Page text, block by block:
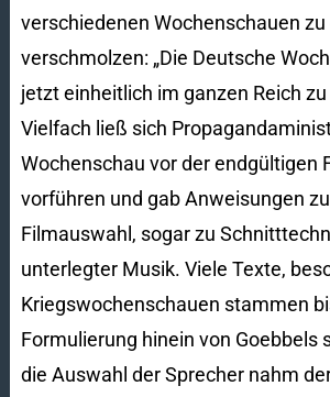
verschiedenen Wochenschauen
verschmolzen: „Die Deutsche
jetzt einheitlich im ganzen Reich
Vielfach ließ sich
Wochenschau vor der endgültigen
vorführen und gab Anweisungen
Filmauswahl, sogar zu
unterlegter Musik. Viele Texte,
Kriegswochenschauen stammen
Formulierung hinein von Goebbels
die Auswahl der Sprecher nahm